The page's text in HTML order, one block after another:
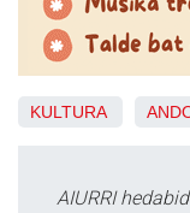
KULTURA
AIURRI